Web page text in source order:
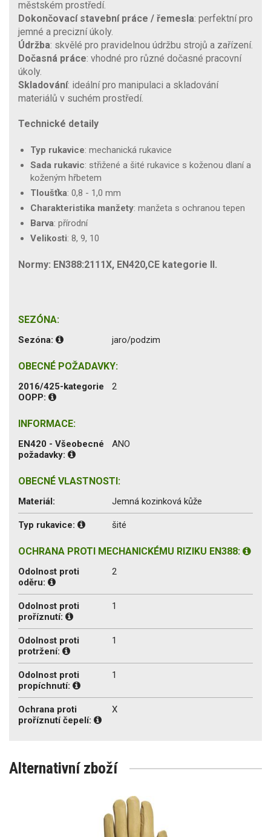
městském prostředí.
Dokončovací stavební práce / řemesla: perfektní pro
jemné a precizní úkoly.
Údržba: skvělé pro pravidelnou údržbu strojů a zařízení.
Dočasná práce: vhodné pro různé dočasné pracovní
úkoly.
Skladování: ideální pro manipulaci a skladování
materiálů v suchém prostředí.
Technické detaily
Typ rukavice: mechanická rukavice
Sada rukavic: střižené a šité rukavice s koženou dlaní a
koženým hřbetem
Tloušťka: 0,8 - 1,0 mm
Charakteristika manžety: manžeta s ochranou tepen
Barva: přírodní
Velikosti: 8, 9, 10
Normy: EN388:2111X, EN420,CE kategorie II.
SEZÓNA:
Sezóna: jaro/podzim
OBECNÉ POŽADAVKY:
2016/425-kategorie
OOPP:
2
INFORMACE:
EN420 - Všeobecné
požadavky:
ANO
OBECNÉ VLASTNOSTI:
Materiál: Jemná kozinková kůže
Typ rukavice: šité
OCHRANA PROTI MECHANICKÉMU RIZIKU EN388:
Odolnost proti
oděru:
2
Odolnost proti
proříznutí:
1
Odolnost proti
protržení:
1
Odolnost proti
propíchnutí:
1
Ochrana proti
proříznutí čepelí:
X
Alternativní zboží